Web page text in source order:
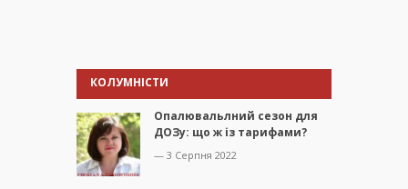
КОЛУМНІСТИ
Опалювальлний сезон для
ДОЗу: що ж із тарифами?
— 3 Серпня 2022